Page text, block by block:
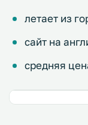
летает из
сайт на
средняя